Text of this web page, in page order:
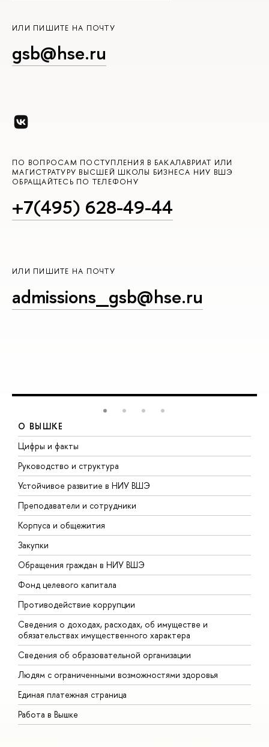
ИЛИ ПИШИТЕ НА ПОЧТУ
gsb@hse.ru
ПО ВОПРОСАМ ПОСТУПЛЕНИЯ В БАКАЛАВРИАТ ИЛИ
МАГИСТРАТУРУ ВЫСШЕЙ ШКОЛЫ БИЗНЕСА НИУ ВШЭ
ОБРАЩАЙТЕСЬ ПО ТЕЛЕФОНУ
+7(495) 628-49-44
ИЛИ ПИШИТЕ НА ПОЧТУ
admissions_gsb@hse.ru
О ВЫШКЕ
Цифры и факты
Руководство и структура
Устойчивое развитие в НИУ ВШЭ
Преподаватели и сотрудники
Корпуса и общежития
Закупки
Обращения граждан в НИУ ВШЭ
Фонд целевого капитала
Противодействие коррупции
Сведения о доходах, расходах, об имуществе и
обязательствах имущественного характера
Сведения об образовательной организации
Людям с ограниченными возможностями здоровья
Единая платежная страница
Работа в Вышке